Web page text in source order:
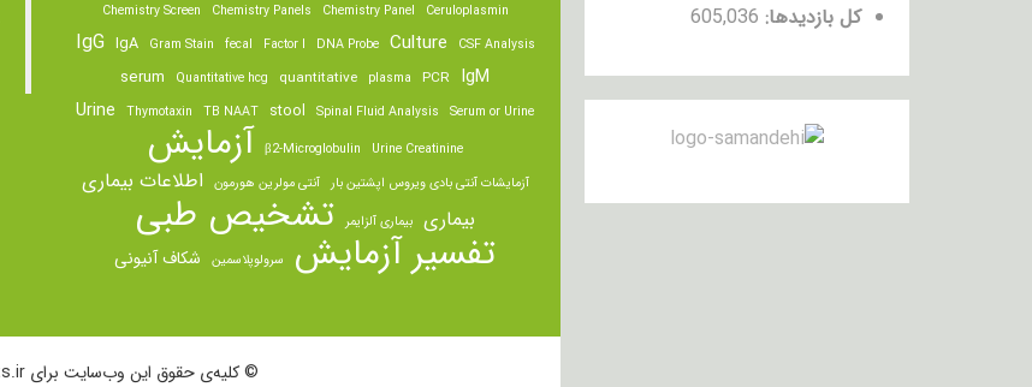
کل بازدیدها: 605,036
Ceruloplasmin
Chemistry Panel
Chemistry Panels
Chemistry Screen
CSF Analysis
Culture
DNA Probe
Factor I
fecal
Gram Stain
IgA
IgG
IgM
PCR
plasma
quantitative
Quantitative hcg
serum
Serum or Urine
Spinal Fluid Analysis
stool
TB NAAT
Thymotaxin
Urine
Urine Creatinine
β2-Microglobulin آزمایش
آزمایشات آنتی بادی ویروس اپشتین بار آنتی مولرین هورمون اطلاعات بیماری
بیماری بیماری آلزایمر تشخیص طبی
تفسیر آزمایش سرولوپلاسمین شکاف آنیونی
© کلیه‌ی حقوق این وب‌سایت برای LabTests.ir محفوظ است.